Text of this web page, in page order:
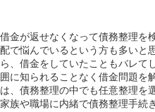
借金が返せなくなって債務整理を
配で悩んでいるという方も多いと
ら、借金をしていたこともバレて
囲に知られることなく借金問題を
は、債務整理の中でも任意整理を
家族や職場に内緒で債務整理手続